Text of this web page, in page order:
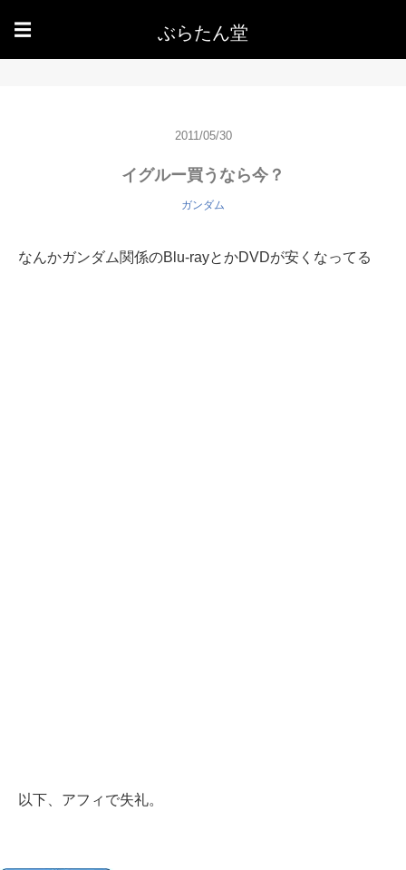
☰ ぶらたん堂
2011/05/30
イグルー買うなら今？
ガンダム
なんかガンダム関係のBlu-rayとかDVDが安くなってる
以下、アフィで失礼。